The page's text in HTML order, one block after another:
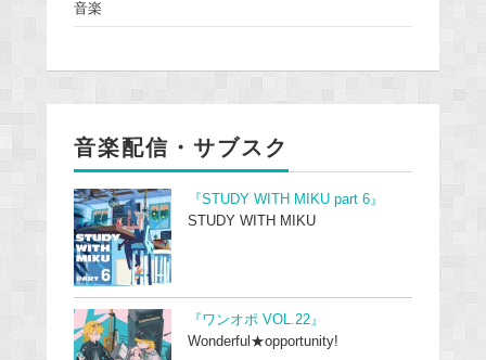
音楽
音楽配信・サブスク
『STUDY WITH MIKU part 6』
STUDY WITH MIKU
『ワンオポ VOL.22』
Wonderful★opportunity!